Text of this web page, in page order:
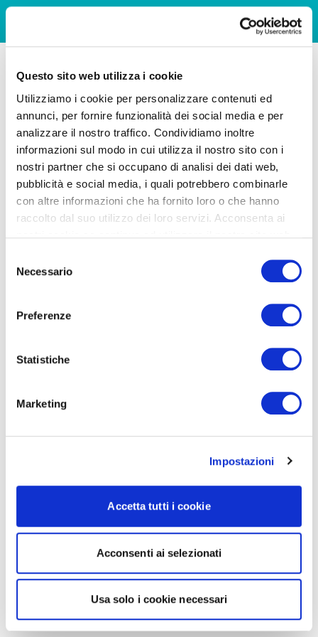
Questo sito web utilizza i cookie
Utilizziamo i cookie per personalizzare contenuti ed
annunci, per fornire funzionalità dei social media e per
analizzare il nostro traffico. Condividiamo inoltre
informazioni sul modo in cui utilizza il nostro sito con i
nostri partner che si occupano di analisi dei dati web,
pubblicità e social media, i quali potrebbero combinarle
con altre informazioni che ha fornito loro o che hanno
raccolto dal suo utilizzo dei loro servizi. Acconsenta ai
delNecessario
Preferenze
Statistiche
Marketing
Impostazioni
Accetta tutti i cookie
Acconsenti ai selezionati
Usa solo i cookie necessari